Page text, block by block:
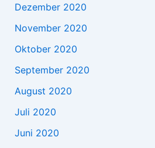
Dezember 2020
November 2020
Oktober 2020
September 2020
August 2020
Juli 2020
Juni 2020